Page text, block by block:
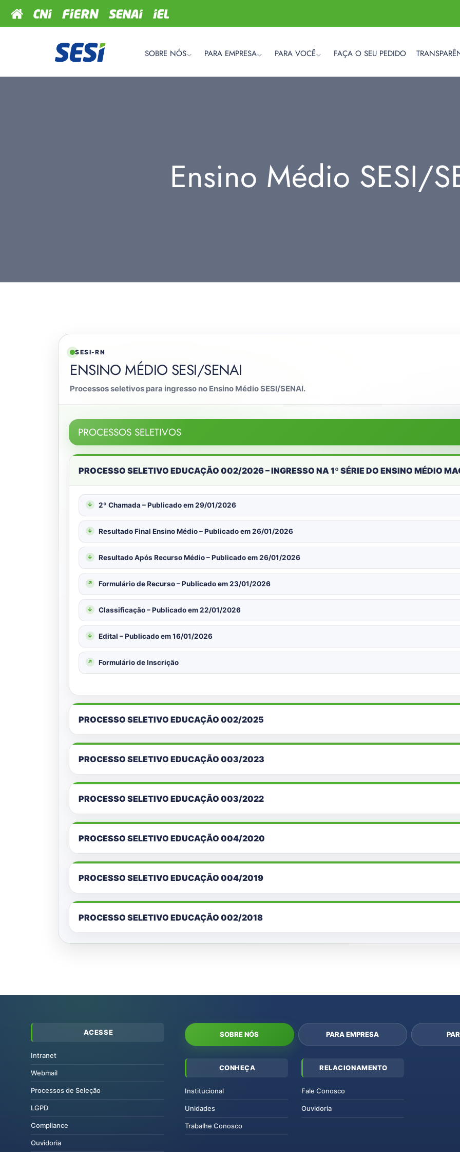
SOBRE NÓS PARA EMPRESA PARA VOCÊ FAÇA O SEU PEDIDO
Ensino Médio SESI/
SESI-RN
ENSINO MÉDIO SESI/SENAI
Processos seletivos para ingresso no Ensino Médio SESI/SENAI.
PROCESSOS SELETIVOS
PROCESSO SELETIVO EDUCAÇÃO 002/2026 – INGRESSO NA 1º SÉRIE DO ENSINO MÉDIO
2º Chamada – Publicado em 29/01/2026
Resultado Final Ensino Médio – Publicado em 26/01/2026
Resultado Após Recurso Médio – Publicado em 26/01/2026
Formulário de Recurso – Publicado em 23/01/2026
Classificação – Publicado em 22/01/2026
Edital – Publicado em 16/01/2026
Formulário de Inscrição
PROCESSO SELETIVO EDUCAÇÃO 002/2025
PROCESSO SELETIVO EDUCAÇÃO 003/2023
PROCESSO SELETIVO EDUCAÇÃO 003/2022
PROCESSO SELETIVO EDUCAÇÃO 004/2020
PROCESSO SELETIVO EDUCAÇÃO 004/2019
PROCESSO SELETIVO EDUCAÇÃO 002/2018
ACESSE
Intranet
Webmail
Processos de Seleção
LGPD
Compliance
Ouvidoria
SOBRE NÓS PARA EMPRESA
CONHEÇA
Institucional
Unidades
Trabalhe Conosco
RELACIONAMENTO
Fale Conosco
Ouvidoria